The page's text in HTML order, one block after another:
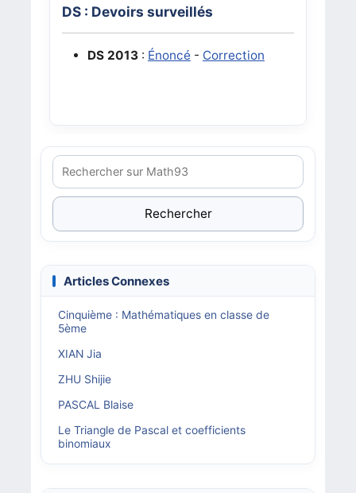
DS : Devoirs surveillés
DS 2013: Énoncé - Correction
Rechercher
Articles Connexes
Cinquième : Mathématiques en classe de
5ème
XIAN Jia
ZHU Shijie
PASCAL Blaise
Le Triangle de Pascal et coefficients
binomiaux